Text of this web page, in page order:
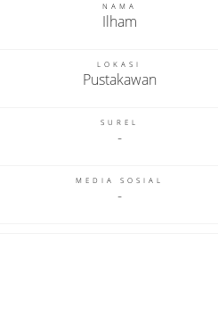
NAMA
Ilham
LOKASI
Pustakawan
SUREL
MEDIA SOSIAL